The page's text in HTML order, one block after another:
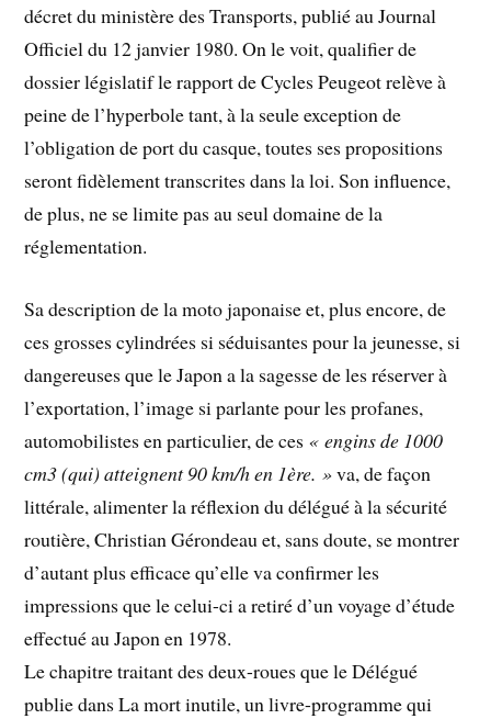
décret du ministère des Transports, publié au Journal
Officiel du 12 janvier 1980. On le voit, qualifier de
dossier législatif le rapport de Cycles Peugeot relève à
peine de l’hyperbole tant, à la seule exception de
l’obligation de port du casque, toutes ses propositions
seront fidèlement transcrites dans la loi. Son influence,
de plus, ne se limite pas au seul domaine de la
réglementation.
Sa description de la moto japonaise et, plus encore, de
ces grosses cylindrées si séduisantes pour la jeunesse, si
dangereuses que le Japon a la sagesse de les réserver à
l’exportation, l’image si parlante pour les profanes,
automobilistes en particulier, de ces « engins de 1000
cm3 (qui) atteignent 90 km/h en 1ère. »va, de façon
littérale, alimenter la réflexion du délégué à la sécurité
routière, Christian Gérondeau et, sans doute, se montrer
d’autant plus efficace qu’elle va confirmer les
impressions que le celui-ci a retiré d’un voyage d’étude
effectué au Japon en 1978.
Le chapitre traitant des deux-roues que le Délégué
publie dans La mort inutile, un livre-programme qui